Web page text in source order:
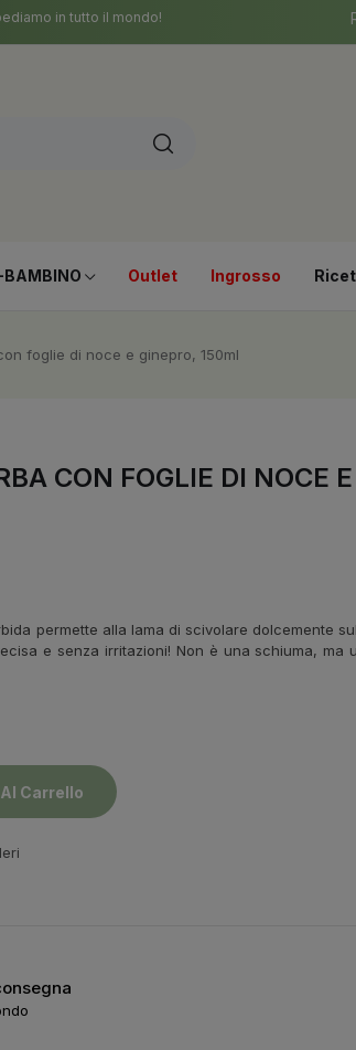
in tutto il mondo!
BAMBINO Outlet Ingrosso
foglie di noce e ginepro, 150ml
CON FOGLIE DI NOCE
permette alla lama di scivolare dolcemente
e senza irritazioni! Non è una schiuma, ma
Carrello